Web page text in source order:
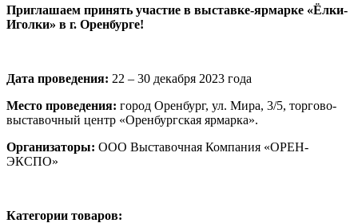
Приглашаем принять участие в выставке-ярмарке «Ёлки-
Иголки» в г. Оренбурге!
Дата проведения: 22 – 30 декабря 2023 года
Место проведения: город Оренбург, ул. Мира, 3/5, торгово-
выставочный центр «Оренбургская ярмарка».
Организаторы: ООО Выставочная Компания «ОРЕН-
ЭКСПО»
Категории товаров: